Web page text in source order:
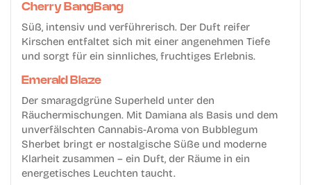
Cherry BangBang
Süß, intensiv und verführerisch. Der Duft reifer
Kirschen entfaltet sich mit einer angenehmen Tiefe
und sorgt für ein sinnliches, fruchtiges Erlebnis.
Emerald Blaze
Der smaragdgrüne Superheld unter den
Räuchermischungen. Mit Damiana als Basis und dem
unverfälschten Cannabis-Aroma von Bubblegum
Sherbet bringt er nostalgische Süße und moderne
Klarheit zusammen – ein Duft, der Räume in ein
energetisches Leuchten taucht.